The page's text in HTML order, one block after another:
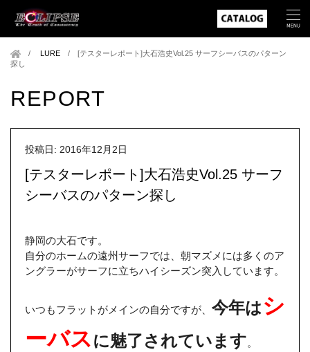
LURE /[テスターレポート]大石浩史Vol.25 サーフシーバスのパターン
探し
REPORT
投稿日: 2016年12月2日
[テスターレポート]大石浩史Vol.25 サーフ
シーバスのパターン探し
静岡の大石です。
自分のホームの遠州サーフでは、朝マズメには多くのア
ングラーがサーフに立ちハイシーズン突入しています。
いつもフラットがメインの自分ですが、 今年はシ
ーバスに魅了されています。